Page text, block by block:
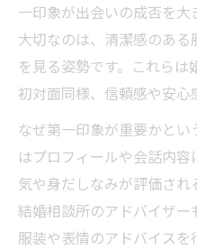
一印象が出会いの成否を
大切なのは、清潔感のあ
を見る姿勢です。これら
初対面同様、信頼感や安心
なぜ第一印象が重要かとい
はプロフィールや会話内
気や身だしなみが評価さ
結婚相談所のアドバイザ
服装や表情のアドバイスを